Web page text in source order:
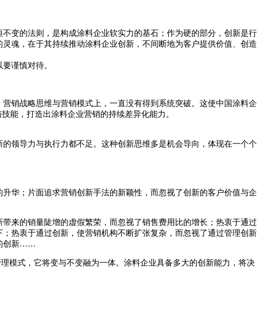
变的法则，是构成涂料企业软实力的基石；作为硬的部分，创新是行
魂，在于其持续推动涂料企业创新，不间断地为客户提供价值、创造
谨慎对待。
销战略思维与营销模式上，一直没有得到系统突破。这使中国涂料企
能，打造出涂料企业营销的持续差异化能力。
领导力与执行力都不足。这种创新思维多是机会导向，体现在一个个
华；片面追求营销创新手法的新颖性，而忽视了创新的客户价值与企
来的销量陡增的虚假繁荣，而忽视了销售费用比的增长；热衷于通过
热衷于通过创新，使营销机构不断扩张复杂，而忽视了通过管理创新
创新……
模式，它将变与不变融为一体。涂料企业具备多大的创新能力，将决